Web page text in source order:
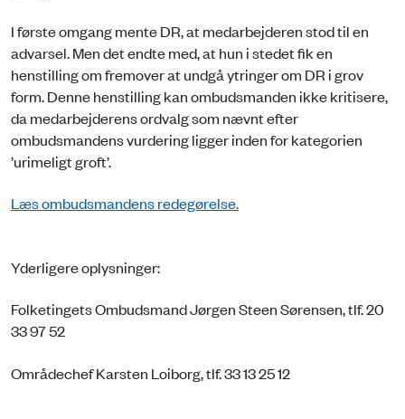
I første omgang mente DR, at medarbejderen stod til en
advarsel. Men det endte med, at hun i stedet fik en
henstilling om fremover at undgå ytringer om DR i grov
form. Denne henstilling kan ombudsmanden ikke kritisere,
da medarbejderens ordvalg som nævnt efter
ombudsmandens vurdering ligger inden for kategorien
’urimeligt groft’.
Læs ombudsmandens redegørelse.
Yderligere oplysninger:
Folketingets Ombudsmand Jørgen Steen Sørensen, tlf. 20
33 97 52
Områdechef Karsten Loiborg, tlf. 33 13 25 12